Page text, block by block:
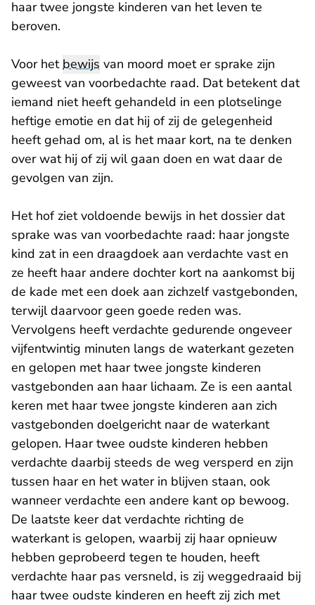
haar twee jongste kinderen van het leven te
beroven.
Voor hetbewijs van moord moet er sprake zijn
geweest van voorbedachte raad. Dat betekent dat
iemand niet heeft gehandeld in een plotselinge
heftige emotie en dat hij of zij de gelegenheid
heeft gehad om, al is het maar kort, na te denken
over wat hij of zij wil gaan doen en wat daar de
gevolgen van zijn.
Het hof ziet voldoende bewijs in het dossier dat
sprake was van voorbedachte raad: haar jongste
kind zat in een draagdoek aan verdachte vast en
ze heeft haar andere dochter kort na aankomst bij
de kade met een doek aan zichzelf vastgebonden,
terwijl daarvoor geen goede reden was.
Vervolgens heeft verdachte gedurende ongeveer
vijfentwintig minuten langs de waterkant gezeten
en gelopen met haar twee jongste kinderen
vastgebonden aan haar lichaam. Ze is een aantal
keren met haar twee jongste kinderen aan zich
vastgebonden doelgericht naar de waterkant
gelopen. Haar twee oudste kinderen hebben
verdachte daarbij steeds de weg versperd en zijn
tussen haar en het water in blijven staan, ook
wanneer verdachte een andere kant op bewoog.
De laatste keer dat verdachte richting de
waterkant is gelopen, waarbij zij haar opnieuw
hebben geprobeerd tegen te houden, heeft
verdachte haar pas versneld, is zij weggedraaid bij
haar twee oudste kinderen en heeft zij zich met